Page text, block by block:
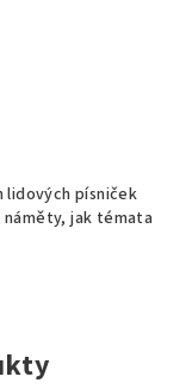
lidových písniček
náměty, jak témata